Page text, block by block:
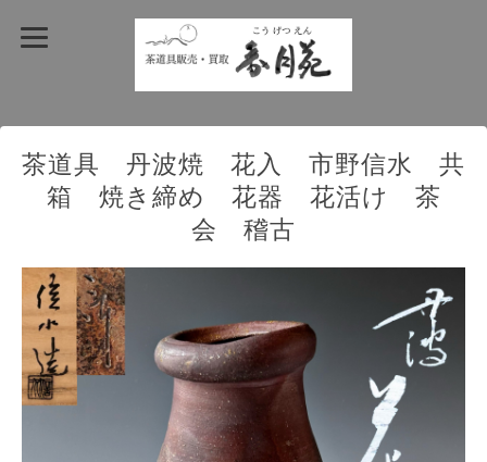
茶道具 丹波焼 花入 市野信水 共
箱 焼き締め 花器 花活け 茶
会 稽古